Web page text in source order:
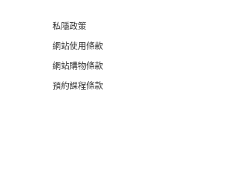
私隱政策
網站使用條款
網站購物條款
預約課程條款